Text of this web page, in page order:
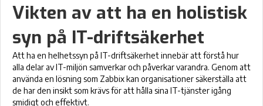
Vikten av att ha en holistisk
syn på IT-driftsäkerhet
Att ha en helhetssyn på IT-driftsäkerhet innebär att förstå hur
alla delar av IT-miljön samverkar och påverkar varandra. Genom att
använda en lösning som Zabbix kan organisationer säkerställa att
de har den insikt som krävs för att hålla sina IT-tjänster igång
smidigt och effektivt.